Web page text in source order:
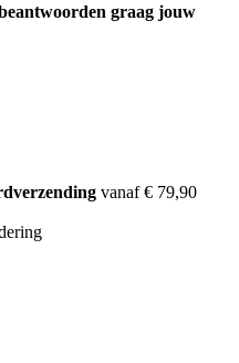
graag jouw
vanaf € 79,90